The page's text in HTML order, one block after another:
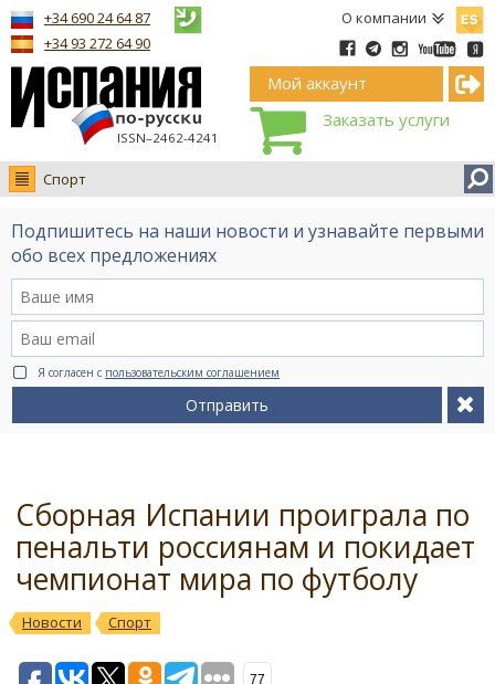
О компании
ISSN–2462-4241
+34 690 24 64 87
+34 93 272 64 90
Мой аккаунт
Заказать услуги
Спорт
Новости
Интервью
Видео Ruso.TV
BCN life
Сервис на немецком
Подпишитесь на наши новости и узнавайте первыми
обо всех предложениях
Я согласен с пользовательским соглашением
Отправить
Сборная Испании проиграла по
пенальти россиянам и покидает
чемпионат мира по футболу
Новости Спорт
77